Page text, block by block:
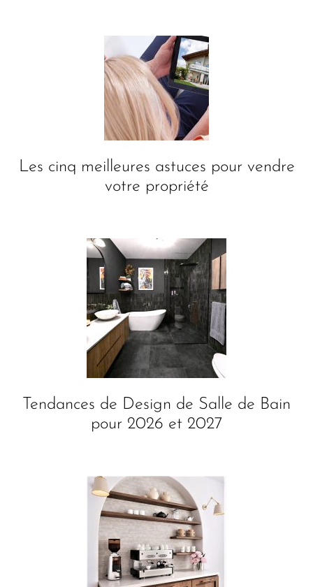
Les cinq meilleures astuces pour vendre
votre propriété
Tendances de Design de Salle de Bain
pour 2026 et 2027